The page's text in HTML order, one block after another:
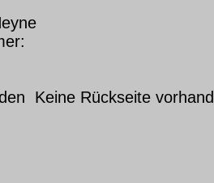
Keine Rückseite